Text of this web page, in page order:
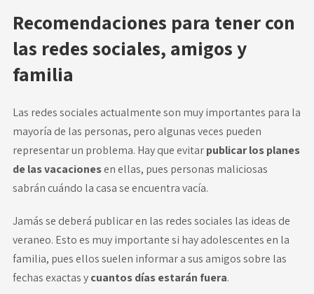
Recomendaciones para tener con
las redes sociales, amigos y
familia
Las redes sociales actualmente son muy importantes para la
mayoría de las personas, pero algunas veces pueden
representar un problema. Hay que evitarpublicar los planes
de las vacacionesen ellas, pues personas maliciosas
sabrán cuándo la casa se encuentra vacía.
Jamás se deberá publicar en las redes sociales las ideas de
veraneo. Esto es muy importante si hay adolescentes en la
familia, pues ellos suelen informar a sus amigos sobre las
fechas exactas ycuantos días estarán fuera.